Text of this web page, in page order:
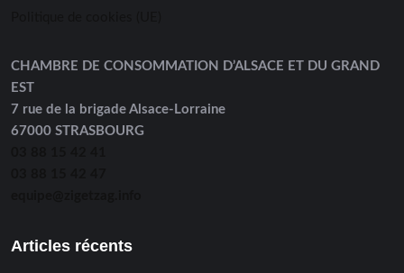
CHAMBRE DE CONSOMMATION D’ALSACE ET DU GRAND
EST
7 rue de la brigade Alsace-Lorraine
67000 STRASBOURG
Articles récents